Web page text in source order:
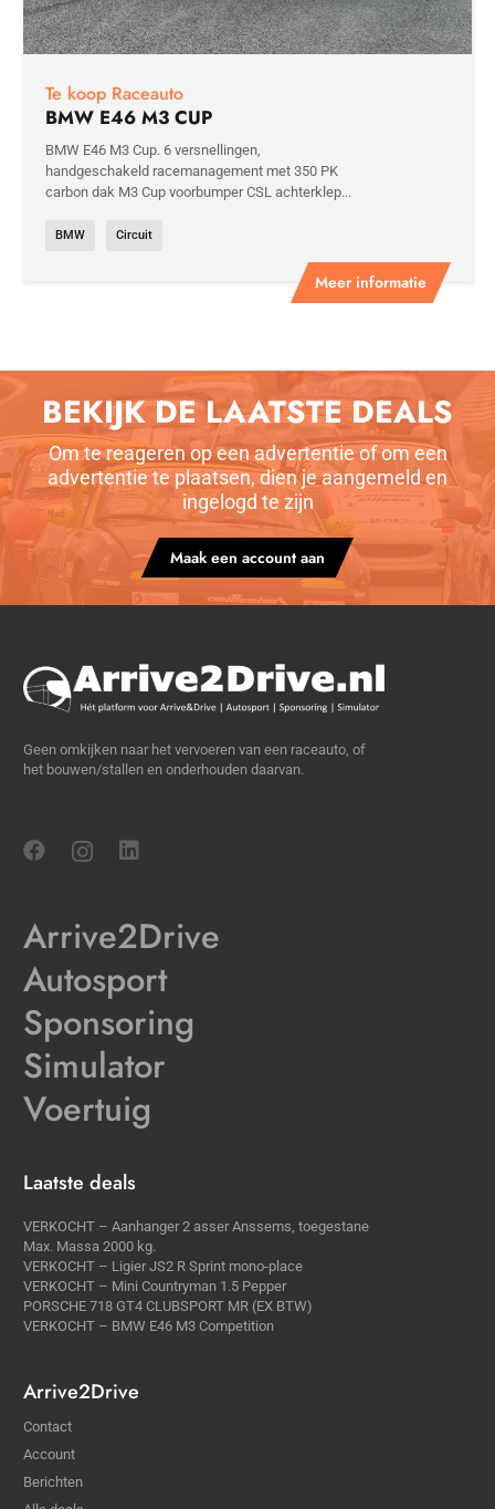
Meer informatie
Te koop Raceauto
BMW E46 M3 CUP
BMW E46 M3 Cup. 6 versnellingen,
handgeschakeld racemanagement met 350 PK
carbon dak M3 Cup voorbumper CSL achterklep...
BMW Circuit
BEKIJK DE LAATSTE DEALS
Om te reageren op een advertentie of om een
advertentie te plaatsen, dien je aangemeld en
ingelogd te zijn
Maak een account aan
Geen omkijken naar het vervoeren van een raceauto, of
het bouwen/stallen en onderhouden daarvan.
Arrive2Drive
Autosport
Sponsoring
Simulator
Voertuig
Laatste deals
VERKOCHT – Aanhanger 2 asser Anssems, toegestane
Max. Massa 2000 kg.
VERKOCHT – Ligier JS2 R Sprint mono-place
VERKOCHT – Mini Countryman 1.5 Pepper
PORSCHE 718 GT4 CLUBSPORT MR (EX BTW)
VERKOCHT – BMW E46 M3 Competition
Arrive2Drive
Contact
Account
Berichten